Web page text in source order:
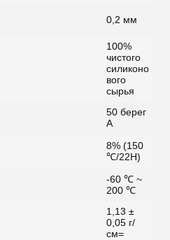
0,2 мм
100%
чистого
силиконо
вого
сырья
50 берег
А
8% (150
℃/22H)
-60 ℃ ~
200 ℃
1,13 ±
0,05 г/
см=